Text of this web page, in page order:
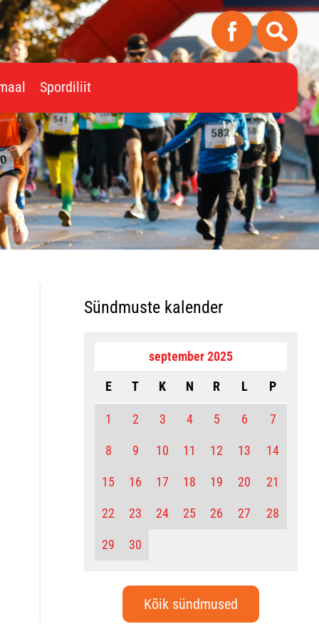
Spordiliit
Sündmuste kalender
september 2025
E
T K N R L P
1 2 3 4 5 6 7
8 9 10 11 12 13 14
15 16 17 18 19 20 21
22 23 24 25 26 27 28
29 30
Kõik sündmused